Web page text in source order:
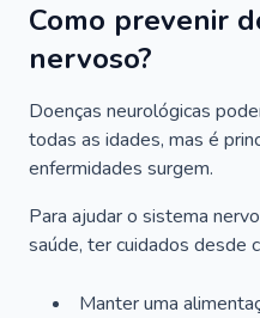
Como prevenir
nervoso?
Doenças neurológicas
todas as idades, mas é
enfermidades surgem.
Para ajudar o sistema
saúde, ter cuidados desde
Manter uma